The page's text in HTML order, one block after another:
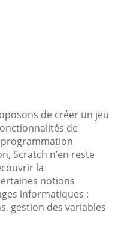
de créer un jeu
de
Scratch n’en reste
la
notions
informatiques :
gestion des variables